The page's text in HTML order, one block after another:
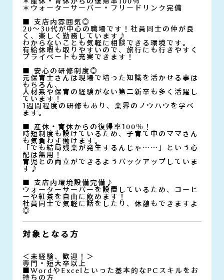
＊ウォーターサーバー・フリードリンク完備
■ 支店内雰囲気◎
20～30代が中心の職場です！社員同士の仲が良
く、楽しく勤務しています♪
わからないことも気軽に相談できる環境です。
有給休暇も取りやすいので、旅行にも行きやすく
プライベートも充実できます！
■ 安心の研修制度◎
元保育士さんは現場で培った知識を活かせる事は
もちろん、
人材系や保育の経験がない第二新卒も多く活躍し
ています！
1週間程度の研修もあり、業界のノウハウを学べ
ます。
■ 産休・育休からの復帰率100％！
時短制度も設けているため、子育て中のママさん
も気負わず働けます。
「でも結局残業が発生するんじゃ……」という心
配は無用！
育児との両立ができるようバックアップしていま
す♪
■ 支店内環境設備完備♪
ウォーターサーバーを設置しているため、コーヒ
ーや紅茶を自由に飲めます！
社員同士で気軽に話をしたり、休憩もできますよ
◎
対象となる方
＜未経験、歓迎！＞
専門・短大卒以上
■WordやExcelといった基本的なPCスキルをお
持ちの方